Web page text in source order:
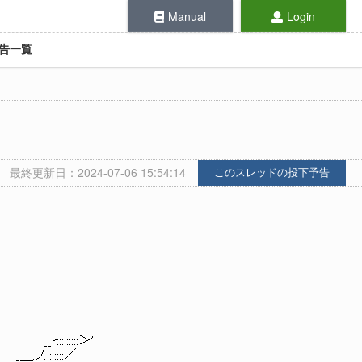
Manual Login
一覧
最終更新日：2024-07-06 15:54:14 このスレッドの投下予告
＞'
／